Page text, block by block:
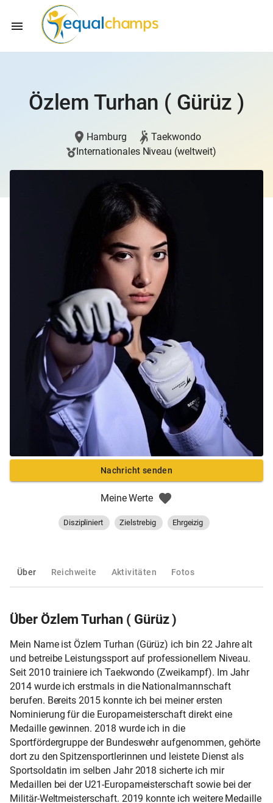
Özlem Turhan ( Gürüz )
Hamburg
Taekwondo
Internationales Niveau (weltweit)
Nachricht senden
Meine Werte
Diszipliniert Zielstrebig Ehrgeizig
Über Reichweite Aktivitäten Fotos
Über Özlem Turhan ( Gürüz )
Mein Name ist Özlem Turhan (Gürüz) ich bin 22 Jahre alt
und betreibe Leistungssport auf professionellem Niveau.
Seit 2010 trainiere ich Taekwondo (Zweikampf). Im Jahr
2014 wurde ich erstmals in die Nationalmannschaft
berufen. Bereits 2015 konnte ich bei meiner ersten
Nominierung für die Europameisterschaft direkt eine
Medaille gewinnen. 2018 wurde ich in die
Sportfördergruppe der Bundeswehr aufgenommen, gehörte
dort zu den Spitzensportlerinnen und leistete Dienst als
Sportsoldatin im selben Jahr 2018 sicherte ich mir
Medaillen bei der U21-Europameisterschaft sowie bei der
Militär-Weltmeisterschaft. 2019 konnte ich weitere Medaille